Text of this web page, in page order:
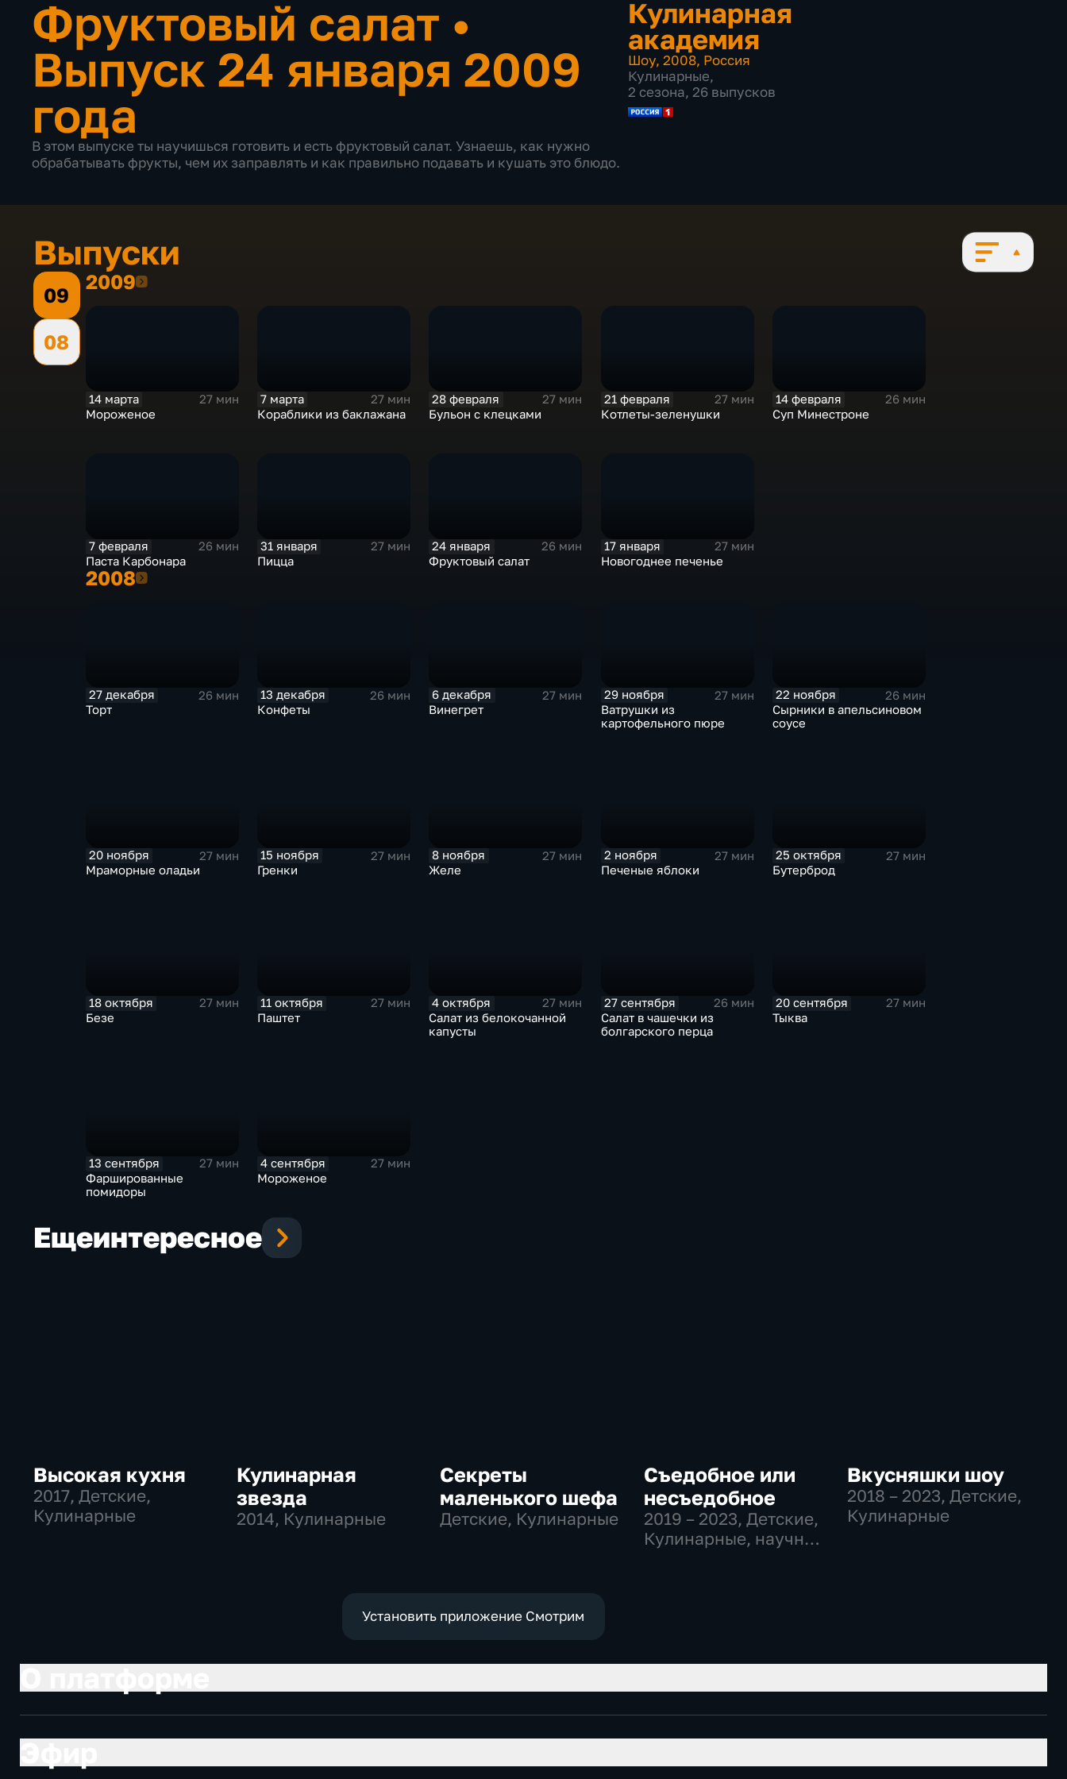
Фруктовый салат •
Выпуск 24 января 2009
года
В этом выпуске ты научишься готовить и есть фруктовый салат. Узнаешь, как нужно
обрабатывать фрукты, чем их заправлять и как правильно подавать и кушать это блюдо.
Кулинарная
академия
Шоу, 2008, Россия
Кулинарные,
2 сезона, 26 выпусков
Выпуски
09
08
20092009
14 марта
27 мин
Мороженое
7 марта
27 мин
Кораблики из баклажана
28 февраля
27 мин
Бульон с клецками
21 февраля
27 мин
Котлеты-зеленушки
14 февраля
26 мин
Суп Минестроне
7 февраля
26 мин
Паста Карбонара
31 января
27 мин
Пицца
24 января
26 мин
Фруктовый салат
17 января
27 мин
Новогоднее печенье
20082008
27 декабря
26 мин
Торт
13 декабря
26 мин
Конфеты
6 декабря
27 мин
Винегрет
29 ноября
27 мин
Ватрушки из
картофельного пюре
22 ноября
26 мин
Сырники в апельсиновом
соусе
20 ноября
27 мин
Мраморные оладьи
15 ноября
27 мин
Гренки
8 ноября
27 мин
Желе
2 ноября
27 мин
Печеные яблоки
25 октября
27 мин
Бутерброд
18 октября
27 мин
Безе
11 октября
27 мин
Паштет
4 октября
27 мин
Салат из белокочанной
капусты
27 сентября
26 мин
Салат в чашечки из
болгарского перца
20 сентября
27 мин
Тыква
13 сентября
27 мин
Фаршированные
помидоры
4 сентября
27 мин
Мороженое
Ещеинтересное
Высокая кухня
2017, Детские,
Кулинарные
Кулинарная
звезда
2014, Кулинарные
Секреты
маленького шефа
Детские, Кулинарные
Съедобное или
несъедобное
2019 – 2023, Детские,
Кулинарные, научно-
Вкусняшки шоу
2018 – 2023, Детские,
Кулинарные
Установить приложение Смотрим